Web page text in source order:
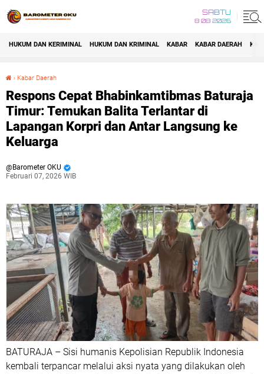
SABTU
8 08 2026
HUKUM DAN KERIMINAL HUKUM DAN KRIMINAL KABAR KABAR DAERAH
› Kabar Daerah
Respons Cepat Bhabinkamtibmas Baturaja
Timur: Temukan Balita Terlantar di
Lapangan Korpri dan Antar Langsung ke
Keluarga
Barometer OKU
Februari 07, 2026 WIB
BATURAJA – Sisi humanis Kepolisian Republik Indonesia
kembali terpancar melalui aksi nyata yang dilakukan oleh